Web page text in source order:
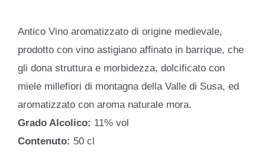
Antico Vino aromatizzato di origine medievale,
prodotto con vino astigiano affinato in barrique, che
gli dona struttura e morbidezza, dolcificato con
miele millefiori di montagna della Valle di Susa, ed
aromatizzato con aroma naturale mora.
Grado Alcolico: 11% vol
Contenuto: 50 cl